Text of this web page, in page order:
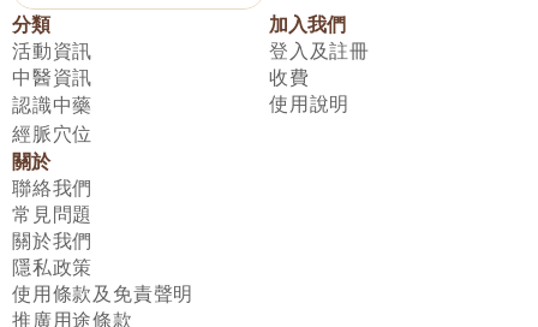
分類
活動資訊
中醫資訊
認識中藥
經脈穴位
加入我們
登入及註冊
收費
使用說明
關於
聯絡我們
常見問題
關於我們
隱私政策
使用條款及免責聲明
推廣用途條款